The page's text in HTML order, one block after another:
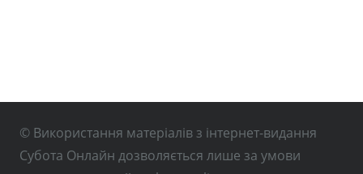
© Використання матеріалів з інтернет-видання
Субота Онлайн дозволяється лише за умови